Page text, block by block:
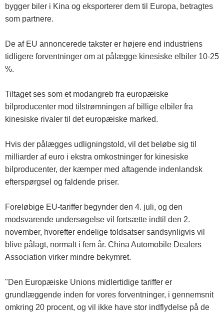
bygger biler i Kina og eksporterer dem til Europa, betragtes
som partnere.
De af EU annoncerede takster er højere end industriens
tidligere forventninger om at pålægge kinesiske elbiler 10-25
%.
Tiltaget ses som et modangreb fra europæiske
bilproducenter mod tilstrømningen af ​​billige elbiler fra
kinesiske rivaler til det europæiske marked.
Hvis der pålægges udligningstold, vil det beløbe sig til
milliarder af euro i ekstra omkostninger for kinesiske
bilproducenter, der kæmper med aftagende indenlandsk
efterspørgsel og faldende priser.
Foreløbige EU-tariffer begynder den 4. juli, og den
modsvarende undersøgelse vil fortsætte indtil den 2.
november, hvorefter endelige toldsatser sandsynligvis vil
blive pålagt, normalt i fem år. China Automobile Dealers
Association virker mindre bekymret.
"Den Europæiske Unions midlertidige tariffer er
grundlæggende inden for vores forventninger, i gennemsnit
omkring 20 procent, og vil ikke have stor indflydelse på de